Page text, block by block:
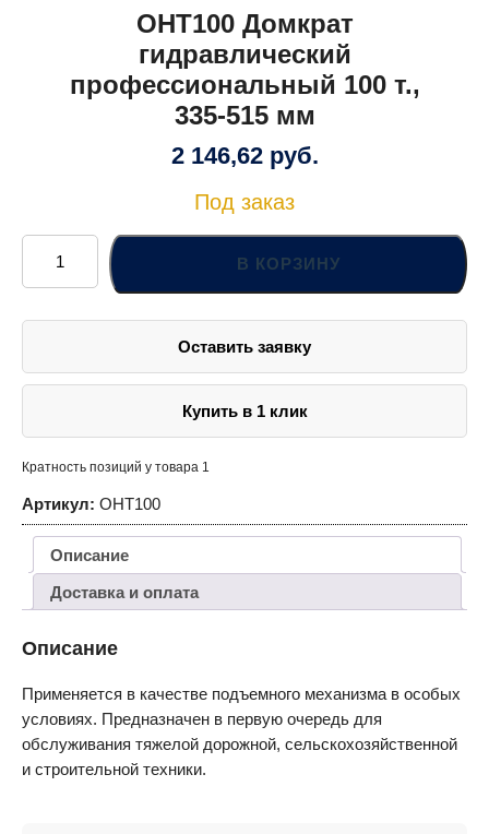
OHT100 Домкрат
гидравлический
профессиональный 100 т.,
335-515 мм
2 146,62 руб.
Под заказ
Количество
товара
OHT100
Домкрат
профессиональный
В КОРЗИНУ
Оставить заявку
Купить в 1 клик
Кратность позиций у товара 1
Артикул: OHT100
Описание
Доставка и оплата
Описание
Применяется в качестве подъемного механизма в особых
условиях. Предназначен в первую очередь для
обслуживания тяжелой дорожной, сельскохозяйственной
и строительной техники.